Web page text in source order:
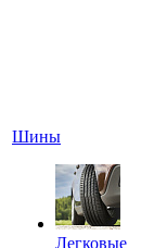
Шины
Легковые